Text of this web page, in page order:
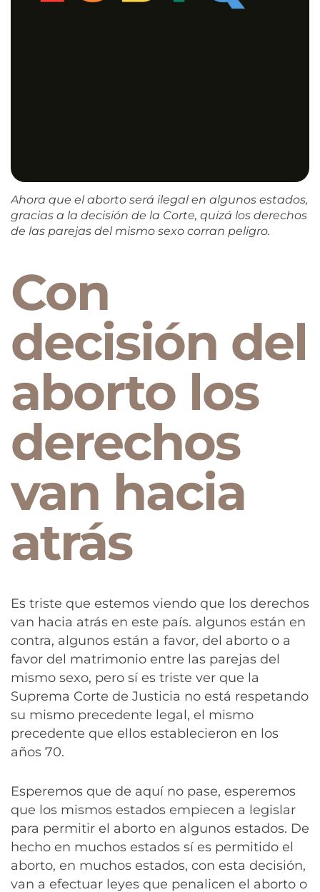
Ahora que el aborto será ilegal en algunos estados,
gracias a la decisión de la Corte, quizá los derechos
de las parejas del mismo sexo corran peligro.
Con
decisión del
aborto los
derechos
van hacia
atrás
Es triste que estemos viendo que los derechos
van hacia atrás en este país. algunos están en
contra, algunos están a favor, del aborto o a
favor del matrimonio entre las parejas del
mismo sexo, pero sí es triste ver que la
Suprema Corte de Justicia no está respetando
su mismo precedente legal, el mismo
precedente que ellos establecieron en los
años 70.
Esperemos que de aquí no pase, esperemos
que los mismos estados empiecen a legislar
para permitir el aborto en algunos estados. De
hecho en muchos estados sí es permitido el
aborto, en muchos estados, con esta decisión,
van a efectuar leyes que penalicen el aborto o